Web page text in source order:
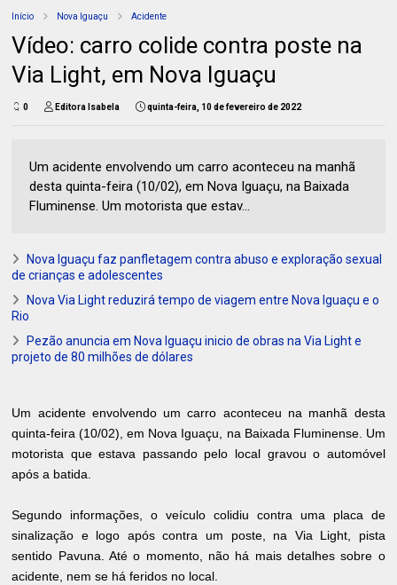
Início Nova Iguaçu Acidente
Vídeo: carro colide contra poste na
Via Light, em Nova Iguaçu
0 Editora Isabela quinta-feira, 10 de fevereiro de 2022
Um acidente envolvendo um carro aconteceu na manhã
desta quinta-feira (10/02), em Nova Iguaçu, na Baixada
Fluminense. Um motorista que estav...
Nova Iguaçu faz panfletagem contra abuso e exploração sexual
de crianças e adolescentes
Nova Via Light reduzirá tempo de viagem entre Nova Iguaçu e o
Rio
Pezão anuncia em Nova Iguaçu inicio de obras na Via Light e
projeto de 80 milhões de dólares
Um acidente envolvendo um carro aconteceu na manhã desta
quinta-feira (10/02), em Nova Iguaçu, na Baixada Fluminense. Um
motorista que estava passando pelo local gravou o automóvel
após a batida.
Segundo informações, o veículo colidiu contra uma placa de
sinalização e logo após contra um poste, na Via Light, pista
sentido Pavuna. Até o momento, não há mais detalhes sobre o
acidente, nem se há feridos no local.